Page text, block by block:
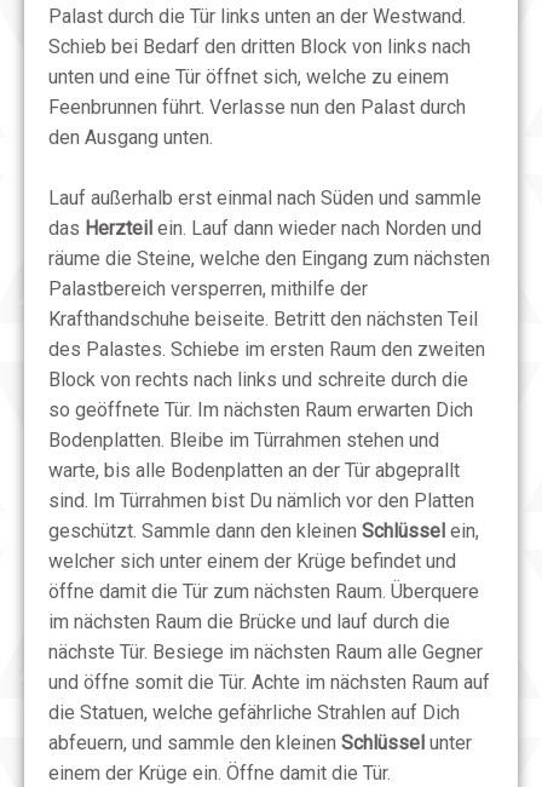
Palast durch die Tür links unten an der Westwand.
Schieb bei Bedarf den dritten Block von links nach
unten und eine Tür öffnet sich, welche zu einem
Feenbrunnen führt. Verlasse nun den Palast durch
den Ausgang unten.
Lauf außerhalb erst einmal nach Süden und sammle
das Herzteil ein. Lauf dann wieder nach Norden und
räume die Steine, welche den Eingang zum nächsten
Palastbereich versperren, mithilfe der
Krafthandschuhe beiseite. Betritt den nächsten Teil
des Palastes. Schiebe im ersten Raum den zweiten
Block von rechts nach links und schreite durch die
so geöffnete Tür. Im nächsten Raum erwarten Dich
Bodenplatten. Bleibe im Türrahmen stehen und
warte, bis alle Bodenplatten an der Tür abgeprallt
sind. Im Türrahmen bist Du nämlich vor den Platten
geschützt. Sammle dann den kleinen Schlüssel ein,
welcher sich unter einem der Krüge befindet und
öffne damit die Tür zum nächsten Raum. Überquere
im nächsten Raum die Brücke und lauf durch die
nächste Tür. Besiege im nächsten Raum alle Gegner
und öffne somit die Tür. Achte im nächsten Raum auf
die Statuen, welche gefährliche Strahlen auf Dich
abfeuern, und sammle den kleinen Schlüssel unter
einem der Krüge ein. Öffne damit die Tür.